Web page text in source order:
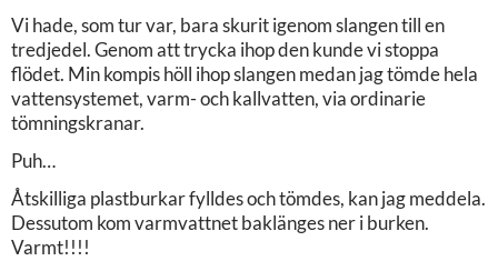
Vi hade, som tur var, bara skurit igenom slangen till en
tredjedel. Genom att trycka ihop den kunde vi stoppa
flödet. Min kompis höll ihop slangen medan jag tömde hela
vattensystemet, varm- och kallvatten, via ordinarie
tömningskranar.
Puh…
Åtskilliga plastburkar fylldes och tömdes, kan jag meddela.
Dessutom kom varmvattnet baklänges ner i burken.
Varmt!!!!